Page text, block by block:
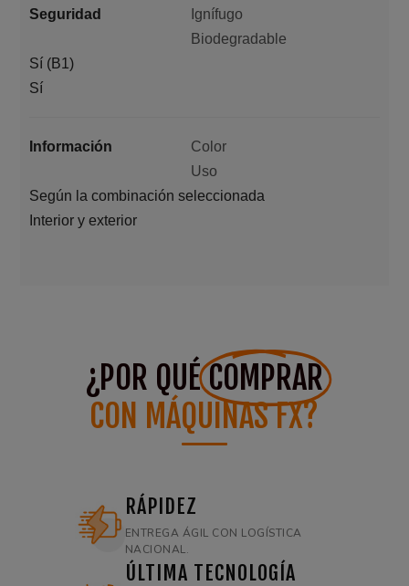
Seguridad
Ignífugo
Biodegradable
Sí (B1)
Sí
Información
Color
Uso
Según la combinación seleccionada
Interior y exterior
¿POR QUÉCOMPRAR
CON MÁQUINAS FX?
RÁPIDEZ
ENTREGA ÁGIL CON LOGÍSTICA
NACIONAL.
ÚLTIMA TECNOLOGÍA